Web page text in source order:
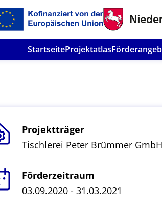
StartseiteProjektatlas
Projektträger
Tischlerei Peter Brümmer
Förderzeitraum
03.09.2020 - 31.03.2021